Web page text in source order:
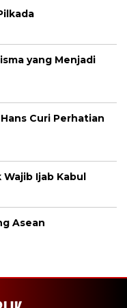
yang Menjadi
Curi Perhatian
Ijab Kabul
Asean